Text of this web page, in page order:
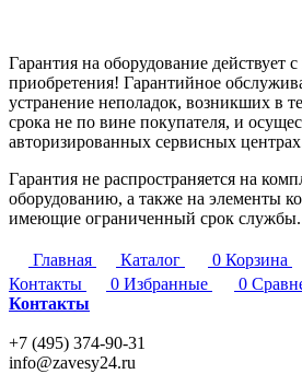
Гарантия на оборудование действует
приобретения! Гарантийное
устранение неполадок, возникших в
срока не по вине покупателя, и
авторизированных сервисных
Гарантия не распространяется на
оборудованию, а также на элементы
имеющие ограниченный срок службы.
Главная Каталог 0 Корзина
Контакты
0 Избранные 0
Контакты
+7 (495) 374-90-31
info@zavesy24.ru